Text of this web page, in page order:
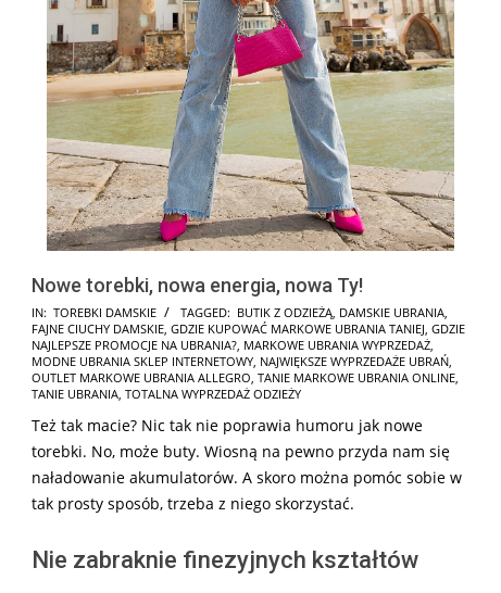
Nowe torebki, nowa energia, nowa Ty!
2026-
02-
19
IN: TOREBKI DAMSKIE TAGGED: BUTIK Z ODZIEŻĄ, DAMSKIE UBRANIA,
FAJNE CIUCHY DAMSKIE, GDZIE KUPOWAĆ MARKOWE UBRANIA TANIEJ, GDZIE
NAJLEPSZE PROMOCJE NA UBRANIA?, MARKOWE UBRANIA WYPRZEDAŻ,
MODNE UBRANIA SKLEP INTERNETOWY, NAJWIĘKSZE WYPRZEDAŻE UBRAŃ,
OUTLET MARKOWE UBRANIA ALLEGRO, TANIE MARKOWE UBRANIA ONLINE,
TANIE UBRANIA, TOTALNA WYPRZEDAŻ ODZIEŻY
Też tak macie? Nic tak nie poprawia humoru jak nowe
torebki. No, może buty. Wiosną na pewno przyda nam się
naładowanie akumulatorów. A skoro można pomóc sobie w
tak prosty sposób, trzeba z niego skorzystać.
Nie zabraknie finezyjnych kształtów